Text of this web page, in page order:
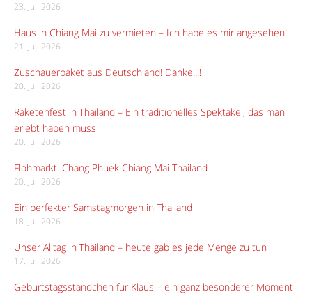
23. Juli 2026
Haus in Chiang Mai zu vermieten – Ich habe es mir angesehen!
21. Juli 2026
Zuschauerpaket aus Deutschland! Danke!!!!
20. Juli 2026
Raketenfest in Thailand – Ein traditionelles Spektakel, das man
erlebt haben muss
20. Juli 2026
Flohmarkt: Chang Phuek Chiang Mai Thailand
20. Juli 2026
Ein perfekter Samstagmorgen in Thailand
18. Juli 2026
Unser Alltag in Thailand – heute gab es jede Menge zu tun
17. Juli 2026
Geburtstagsständchen für Klaus – ein ganz besonderer Moment